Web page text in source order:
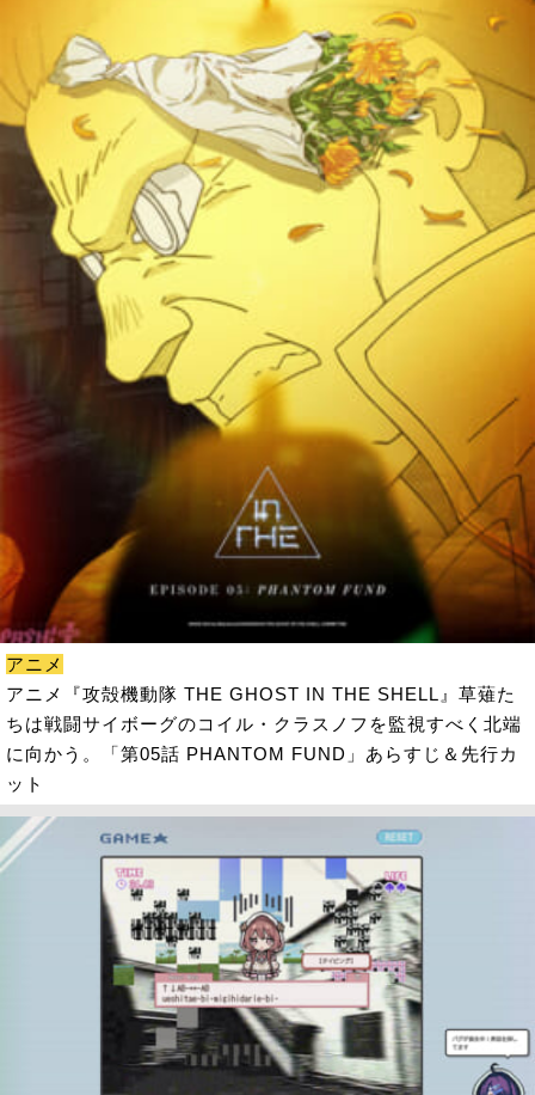
アニメ
アニメ『攻殻機動隊 THE GHOST IN THE SHELL』草薙た
ちは戦闘サイボーグのコイル・クラスノフを監視すべく北端
に向かう。「第05話 PHANTOM FUND」あらすじ＆先行カ
ット